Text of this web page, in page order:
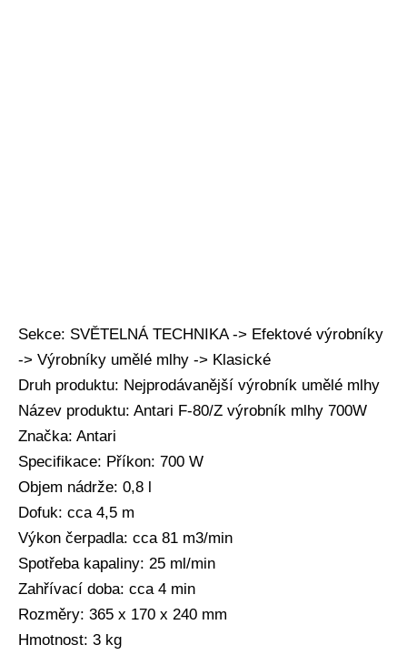
Sekce: SVĚTELNÁ TECHNIKA -> Efektové výrobníky
-> Výrobníky umělé mlhy -> Klasické
Druh produktu: Nejprodávanější výrobník umělé mlhy
Název produktu: Antari F-80/Z výrobník mlhy 700W
Značka: Antari
Specifikace: Příkon: 700 W
Objem nádrže: 0,8 l
Dofuk: cca 4,5 m
Výkon čerpadla: cca 81 m3/min
Spotřeba kapaliny: 25 ml/min
Zahřívací doba: cca 4 min
Rozměry: 365 x 170 x 240 mm
Hmotnost: 3 kg